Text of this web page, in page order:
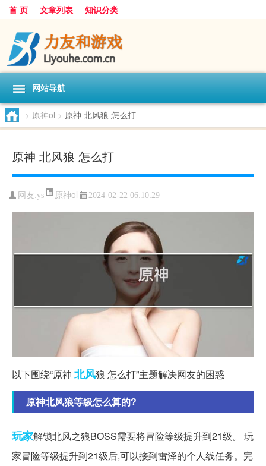
首 页 文章列表 知识分类
网站导航
> 原神ol > 原神 北风狼 怎么打
原神 北风狼 怎么打
网友:ys 原神ol 2024-02-22 06:10:29
以下围绕“原神 北风狼 怎么打”主题解决网友的困惑
原神北风狼等级怎么算的?
玩家解锁北风之狼BOSS需要将冒险等级提升到21级。 玩
家冒险等级提升到21级后,可以接到雷泽的个人线任务。完